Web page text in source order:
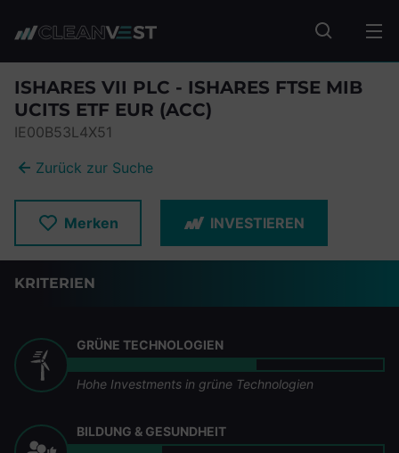
Fonds
ISHARES VII PLC - ISHARES FTSE MIB
UCITS ETF EUR (ACC)
IE00B53L4X51
Zurück zur Suche
Merken INVESTIEREN
KRITERIEN
GRÜNE TECHNOLOGIEN
Hohe Investments in grüne Technologien
BILDUNG & GESUNDHEIT